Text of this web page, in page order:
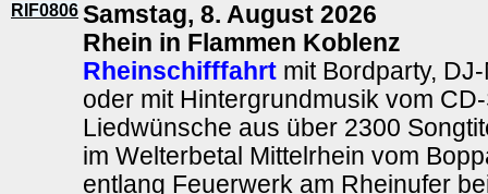
RIF0806 Samstag, 8. August 2026
Rhein in Flammen Koblenz
Rheinschifffahrt mit Bordparty,
oder mit Hintergrundmusik vom
Liedwünsche aus über 2300
im Welterbetal Mittelrhein vom
entlang Feuerwerk am Rheinufer